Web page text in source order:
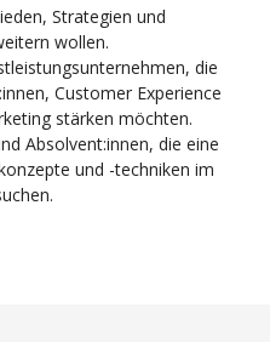
Strategien und
wollen.
die
Customer Experience
stärken möchten.
Absolvent:innen, die eine
und -techniken im